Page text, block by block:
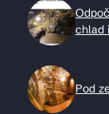
chlad
Pod